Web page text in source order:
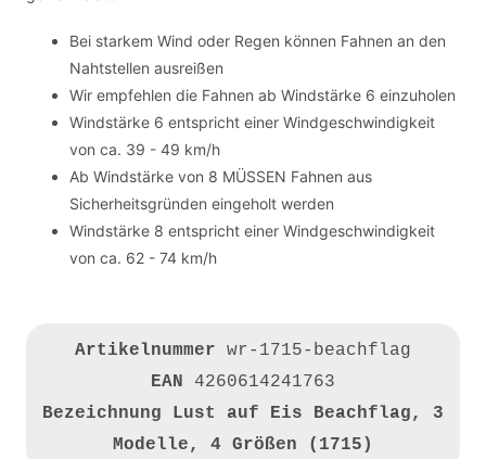
Bei starkem Wind oder Regen können Fahnen an den
Nahtstellen ausreißen
Wir empfehlen die Fahnen ab Windstärke 6 einzuholen
Windstärke 6 entspricht einer Windgeschwindigkeit
von ca. 39 - 49 km/h
Ab Windstärke von 8 MÜSSEN Fahnen aus
Sicherheitsgründen eingeholt werden
Windstärke 8 entspricht einer Windgeschwindigkeit
von ca. 62 - 74 km/h
Artikelnummer wr-1715-beachflag
EAN 4260614241763
Bezeichnung Lust auf Eis Beachflag, 3
Modelle, 4 Größen (1715)